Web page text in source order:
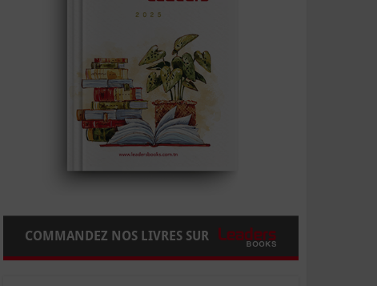
COMMANDEZ NOS LIVRES SUR